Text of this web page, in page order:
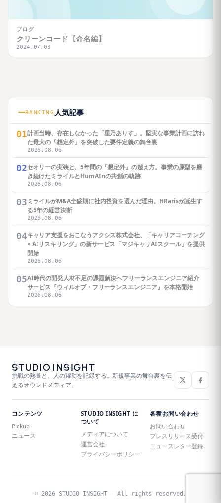
ブログ
クリーンコード【命名編】
2024.07.03
RANKING 人気記事
01計画当時、存在しなかった「星乃ありす」。堅実な事業計画に訪れ
た最大の「想定外」を突破した要件定義の舞台裏
2026.08.06
02セオリーの実装と、5年間の「想定外」の超え方。事業の原型を磨
き続けたミライルとHumAInの共創の軌跡
2026.08.06
03 ミライルがM&A全盛期に社内投資を選んだ理由。HRarisが誕生す
る5年の経営決断
2026.08.06
04キャリア支援をおこなうアクシス株式会社、「キャリアコーチング
× AIリスキリング」の新サービス「マジキャリAIスクール」を提供
開始
2026.08.06
05AI時代の開発人材不足の課題解決へフリーランスエンジニア紹介
サービス『ウィルオブ・フリーランスエンジニア』を本格開始
2026.08.06
挑戦の熱量と、人の躍動を記録する。新規事業の舞台裏を伝
えるオウンドメディア。
コンテンツ
Pickup
ニュース
STUDIO INSIGHT に
ついて
メディアについて
運営会社
プライバシーポリシー
各種お問い合わせ
お問い合わせ
プレスリリース受付
ニュースレター登録
© 2026 STUDIO INSIGHT — All rights reserved.